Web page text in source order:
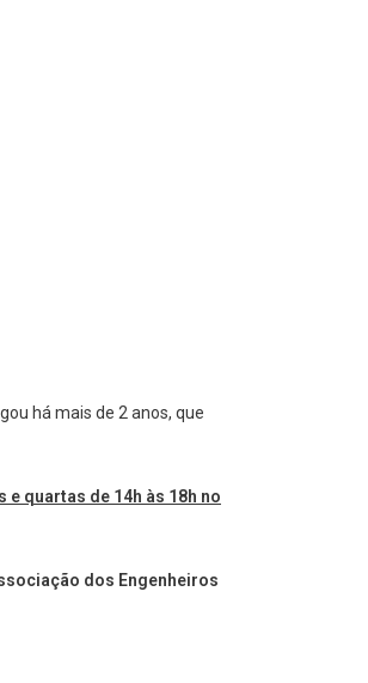
há mais de 2 anos, que
quartas de 14h às 18h no
dos Engenheiros